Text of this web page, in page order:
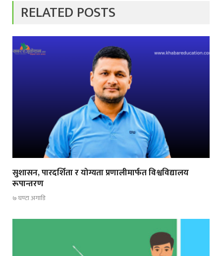
RELATED POSTS
सुशासन, पारदर्शिता र योग्यता प्रणालीमार्फत विश्वविद्यालय
रूपान्तरण
७ घण्टा अगाडि